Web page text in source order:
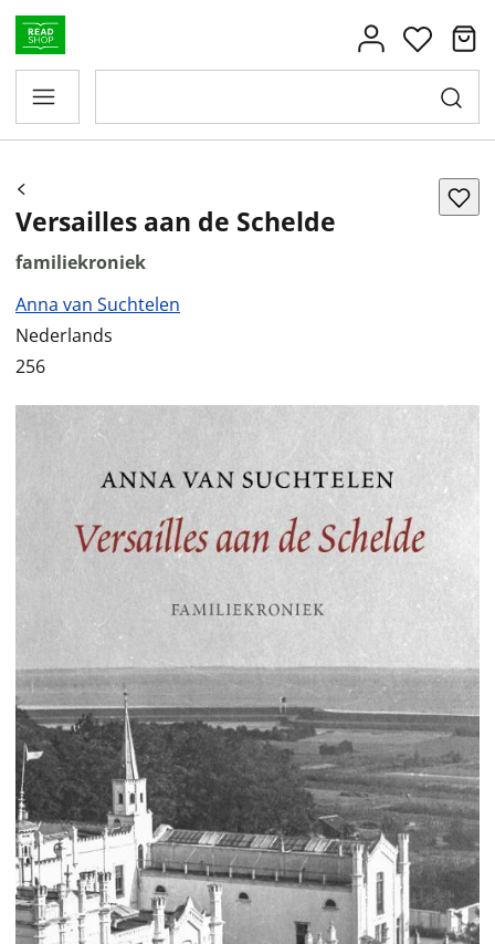
Versailles aan de Schelde
familiekroniek
Anna van Suchtelen
Nederlands
256